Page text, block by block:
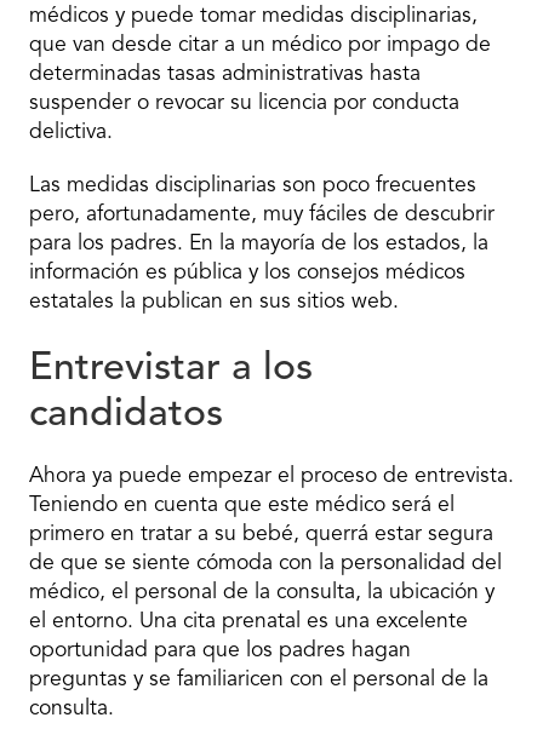
médicos y puede tomar medidas disciplinarias,
que van desde citar a un médico por impago de
determinadas tasas administrativas hasta
suspender o revocar su licencia por conducta
delictiva.
Las medidas disciplinarias son poco frecuentes
pero, afortunadamente, muy fáciles de descubrir
para los padres. En la mayoría de los estados, la
información es pública y los consejos médicos
estatales la publican en sus sitios web.
Entrevistar a los
candidatos
Ahora ya puede empezar el proceso de entrevista.
Teniendo en cuenta que este médico será el
primero en tratar a su bebé, querrá estar segura
de que se siente cómoda con la personalidad del
médico, el personal de la consulta, la ubicación y
el entorno. Una cita prenatal es una excelente
oportunidad para que los padres hagan
preguntas y se familiaricen con el personal de la
consulta.